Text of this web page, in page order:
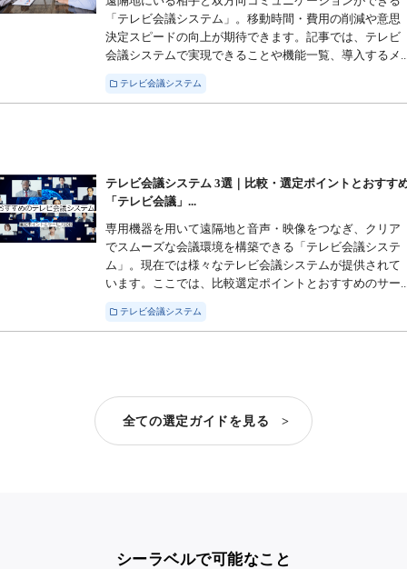
「テレビ会議システム」。移動時間・費用の削減や意思
決定スピードの向上が期待できます。記事では、テレビ
会議システムで実現できることや機能一覧、導入するメ
テレビ会議システム
テレビ会議システム 3選｜比較・選定ポイントとおすす
「テレビ会議」...
専用機器を用いて遠隔地と音声・映像をつなぎ、クリア
でスムーズな会議環境を構築できる「テレビ会議システ
ム」。現在では様々なテレビ会議システムが提供されて
います。ここでは、比較選定ポイントとおすすめのサー
テレビ会議システム
全ての選定ガイドを見る >
シーラベルで可能なこと